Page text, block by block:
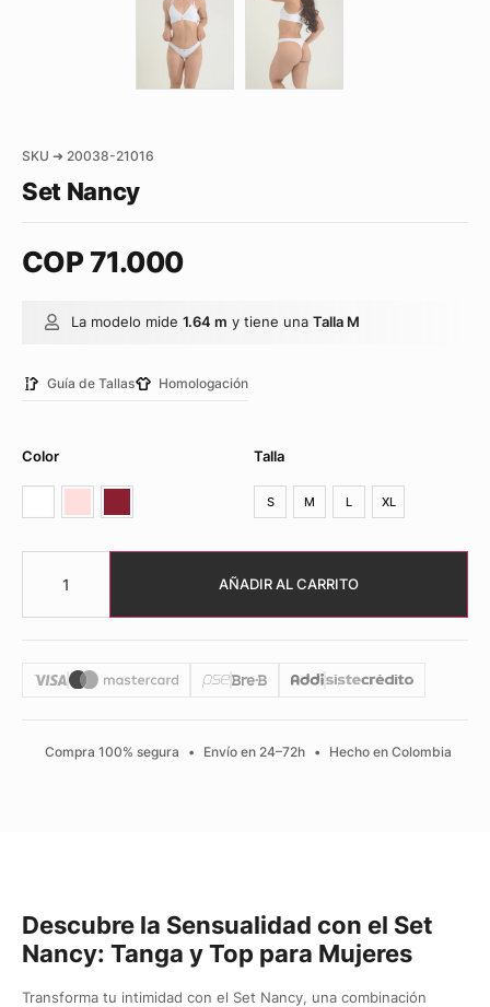
SKU ➜ 20038-21016
Set Nancy
COP71.000
La modelo mide 1.64 m y tiene una Talla M
Guía de Tallas Homologación
Color Talla
S M L XL
AÑADIR AL CARRITO
Compra 100% segura • Envío en 24–72h • Hecho en Colombia
Descubre la Sensualidad con el Set
Nancy: Tanga y Top para Mujeres
Transforma tu intimidad con el Set Nancy, una combinación